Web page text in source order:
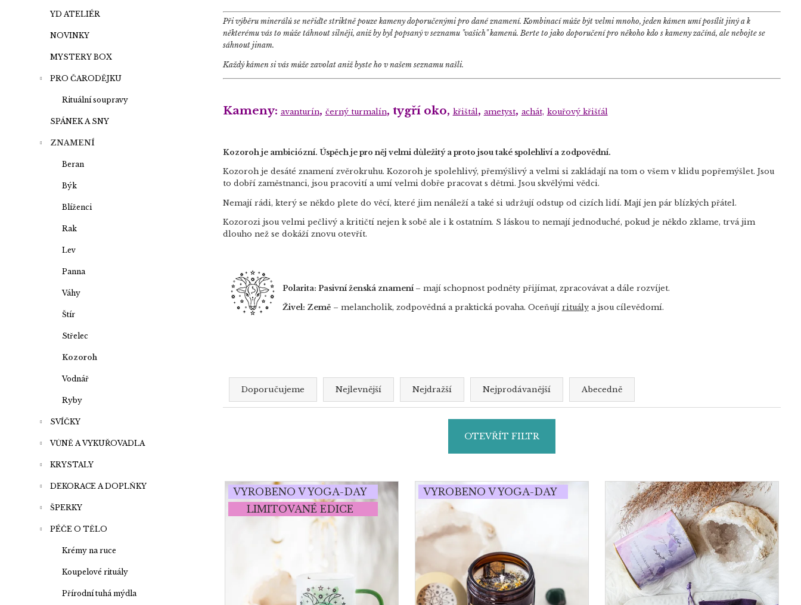
YD ATELIÉR
NOVINKY
MYSTERY BOX
PRO ČARODĚJKU
Rituální soupravy
SPÁNEK A SNY
ZNAMENÍ
Beran
Býk
Blíženci
Rak
Lev
Panna
Váhy
Štír
Střelec
Kozoroh
Vodnář
Ryby
SVÍČKY
VŮNĚ A VYKUŘOVADLA
KRYSTALY
DEKORACE A DOPLŇKY
ŠPERKY
PÉČE O TĚLO
Krémy na ruce
Koupelové rituály
Přírodní tuhá mýdla
Při výběru minerálů se neřiďte striktně pouze kameny doporučenými pro dané znamení. Kombinací může být velmi mnoho, jeden kámen umí posílit jiný a k
některému vás to může táhnout silněji, aniž by byl popsaný v seznamu "vašich" kamenů. Berte to jako doporučení pro někoho kdo s kameny začíná, ale nebojte se
sáhnout jinam.
Každý kámen si vás může zavolat aniž byste ho v našem seznamu našli.
Kameny: avanturín, černý turmalín, tygří oko, křištál, ametyst, achát, kouřový křišťál
Kozoroh je ambiciózní. Úspěch je pro něj velmi důležitý a proto jsou také spolehliví a zodpovědní.
Kozoroh je desáté znamení zvěrokruhu. Kozoroh je spolehlivý, přemýšlivý a velmi si zakládají na tom o všem v klidu popřemýšlet. Jsou
to dobří zaměstnanci, jsou pracovití a umí velmi dobře pracovat s dětmi. Jsou skvělými vědci.
Nemají rádi, který se někdo plete do věcí, které jim nenáleží a také si udržují odstup od cizích lidí. Mají jen pár blízkých přátel.
Kozorozi jsou velmi pečlivý a kritičtí nejen k sobě ale i k ostatním. S láskou to nemají jednoduché, pokud je někdo zklame, trvá jim
dlouho než se dokáží znovu otevřít.
Polarita: Pasivní ženská znamení – mají schopnost podněty přijímat, zpracovávat a dále rozvíjet.
Živel: Země – melancholik, zodpovědná a praktická povaha. Oceňují rituálya jsou cílevědomí.
Ř
z
p
r
o
Doporučujeme Nejlevnější Nejdražší Nejprodávanější Abecedně
OTEVŘÍT FILTR
V
ý
p
VYROBENO V YOGA-DAY
LIMITOVANÉ EDICE
VYROBENO V YOGA-DAY